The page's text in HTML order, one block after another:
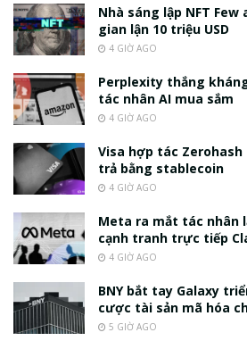
Nhà sáng lập NFT Few
gian lận 10 triệu USD
4 GIỜ AGO
Perplexity thắng
tác nhân AI mua sắm
4 GIỜ AGO
Visa hợp tác
trả bằng stablecoin
4 GIỜ AGO
Meta ra mắt tác nhân
cạnh tranh trực tiếp
4 GIỜ AGO
BNY bắt tay Galaxy
cược tài sản mã hóa
5 GIỜ AGO